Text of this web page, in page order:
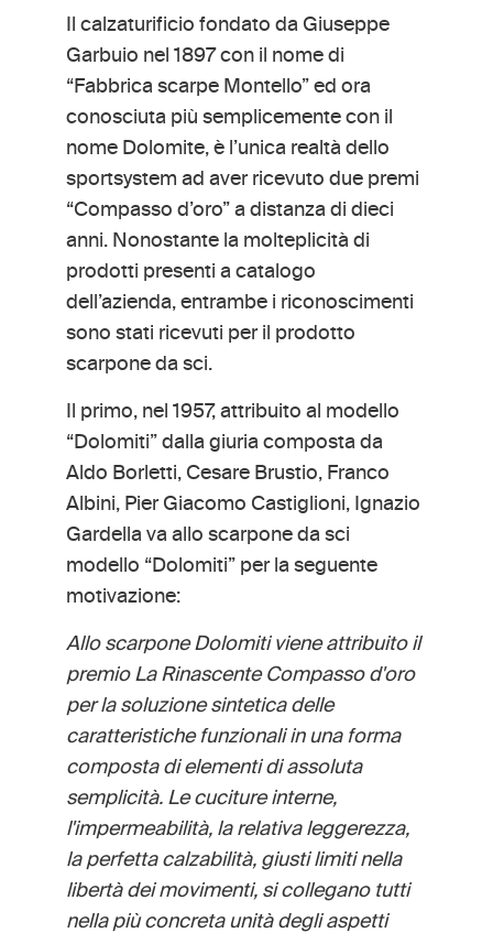
Il calzaturificio fondato da Giuseppe
Garbuio nel 1897 con il nome di
“Fabbrica scarpe Montello” ed ora
conosciuta più semplicemente con il
nome Dolomite, è l’unica realtà dello
sportsystem ad aver ricevuto due premi
“Compasso d’oro” a distanza di dieci
anni. Nonostante la molteplicità di
prodotti presenti a catalogo
dell’azienda, entrambe i riconoscimenti
sono stati ricevuti per il prodotto
scarpone da sci.
Il primo, nel 1957, attribuito al modello
“Dolomiti” dalla giuria composta da
Aldo Borletti, Cesare Brustio, Franco
Albini, Pier Giacomo Castiglioni, Ignazio
Gardella va allo scarpone da sci
modello “Dolomiti” per la seguente
motivazione:
Allo scarpone Dolomiti viene attribuito il
premio La Rinascente Compasso d'oro
per la soluzione sintetica delle
caratteristiche funzionali in una forma
composta di elementi di assoluta
semplicità. Le cuciture interne,
l'impermeabilità, la relativa leggerezza,
la perfetta calzabilità, giusti limiti nella
libertà dei movimenti, si collegano tutti
nella più concreta unità degli aspetti